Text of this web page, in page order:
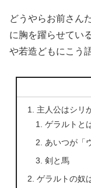
どうやらお前さん
に胸を躍らせてい
や若造どもにこう
主人公はシリ
ゲラルトと
あいつが「
剣と馬
ゲラルトの奴